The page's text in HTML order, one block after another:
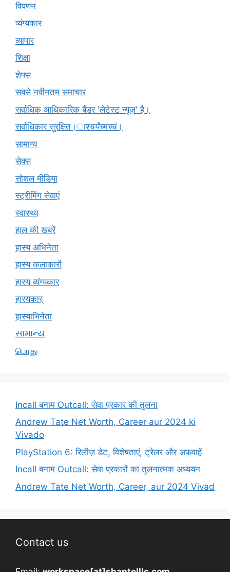
विपणन
व्यंग्यकार
व्यापार
शिक्षा
शेफ्स
सबसे नवीनतम समाचार
सर्वाधिक आधिकारिक बैंडर 'लेटेस्ट न्यूज़' है।
सर्वाधिकार सुरक्षित।ाश्चर्यंच्मच्चं।
सामान्य
सेक्स
सोशल मीडिया
स्ट्रीमिंग सेवाएं
स्वास्थ्य
हाल की खबरें
हास्य अभिनेता
हास्य कलाकारों
हास्य व्यंग्यकार
हास्यकार्
हास्याभिनेता
સામાન્ય
பொது
Incall बनाम Outcall: सेवा प्रकार की तुलना
Andrew Tate Net Worth, Career aur 2024 ki
Vivado
PlayStation 6: रिलीज़ डेट, विशेषताएं, ट्रेलर और अफवाहें
Incall बनाम Outcall: सेवा प्रकारों का तुलनात्मक अध्ययन
Andrew Tate Net Worth, Career, aur 2024 Vivad
Contact us